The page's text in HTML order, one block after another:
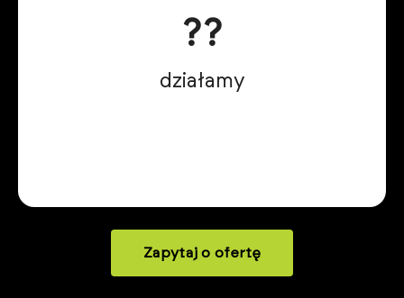
?‍?
działamy
Zapytaj o ofertę